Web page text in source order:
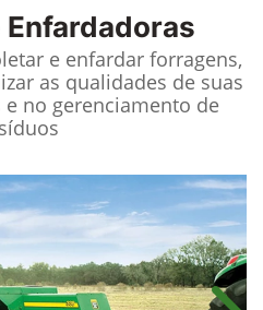
Enfardadoras
e enfardar forragens,
as qualidades de suas
no gerenciamento de